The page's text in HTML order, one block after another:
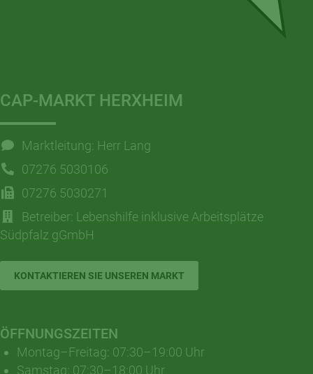
CAP-MARKT HERXHEIM
Marktleitung: Herr Lang
07276 5030106
07276 5030271
Betreiber: Lebenshilfe inklusive Arbeitsplätze
Südpfalz gGmbH
KONTAKTIEREN SIE UNSEREN MARKT
ÖFFNUNGSZEITEN
Montag–Freitag: 07:30–19:00 Uhr
Samstag: 07:30–18:00 Uhr